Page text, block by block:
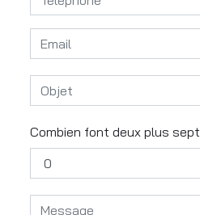
Combien font deux plus sept